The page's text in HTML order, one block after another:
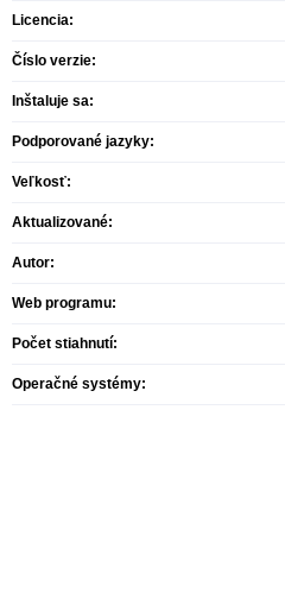
Licencia:
Číslo verzie:
Inštaluje sa:
Podporované jazyky:
Veľkosť:
Aktualizované:
Autor:
Web programu:
Počet stiahnutí:
Operačné systémy: